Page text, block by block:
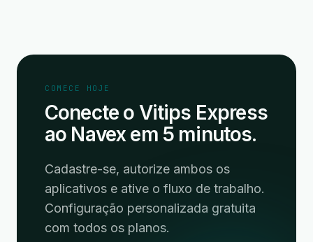
COMECE HOJE
Conecte o Vitips Express
ao Navex em 5 minutos.
Cadastre-se, autorize ambos os
aplicativos e ative o fluxo de trabalho.
Configuração personalizada gratuita
com todos os planos.